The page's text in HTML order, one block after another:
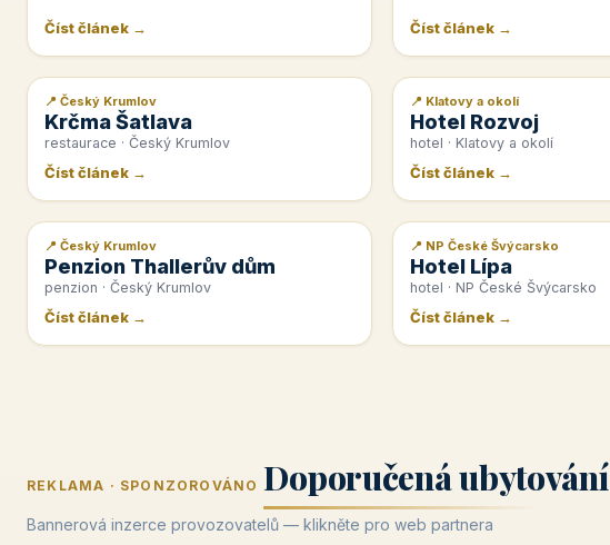
Číst článek → Číst článek →
📰 PR článek
📍 Český Krumlov
Krčma Šatlava
restaurace · Český Krumlov
Číst článek →
📰 PR článek
📍 Klatovy a okolí
Hotel Rozvoj
hotel · Klatovy a okolí
Číst článek →
📰 PR článek
📍 Český Krumlov
Penzion Thallerův dům
penzion · Český Krumlov
Číst článek →
📰 PR článek
📍 NP České Švýcarsko
Hotel Lípa
hotel · NP České Švýcarsko
Číst článek →
REKLAMA · SPONZOROVÁNO Doporučená ubytování
Bannerová inzerce provozovatelů — klikněte pro web partnera